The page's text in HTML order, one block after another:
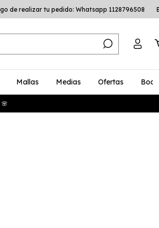
de realizar tu pedido: Whatsapp 1128796508
Mallas Medias Ofertas